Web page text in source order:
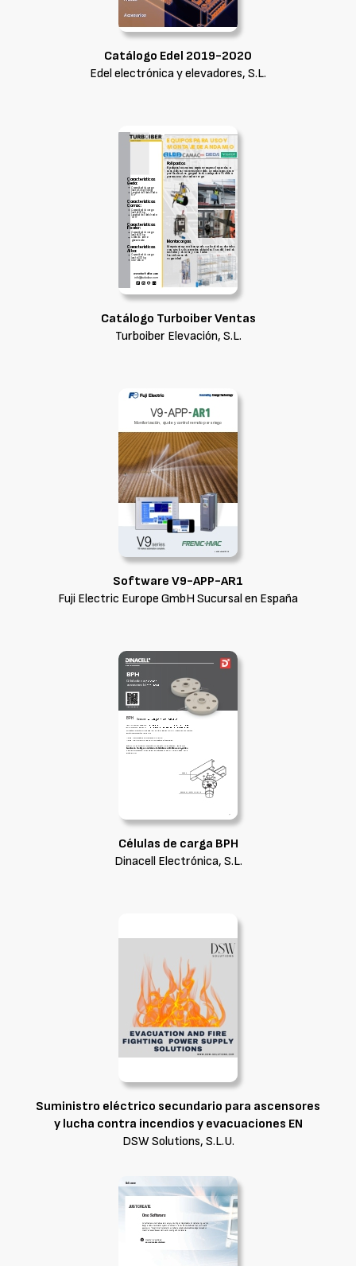
Catálogo Edel 2019-2020
Edel electrónica y elevadores, S.L.
Catálogo Turboiber Ventas
Turboiber Elevación, S.L.
Software V9-APP-AR1
Fuji Electric Europe GmbH Sucursal en España
Células de carga BPH
Dinacell Electrónica, S.L.
Suministro eléctrico secundario para ascensores
y lucha contra incendios y evacuaciones EN
DSW Solutions, S.L.U.